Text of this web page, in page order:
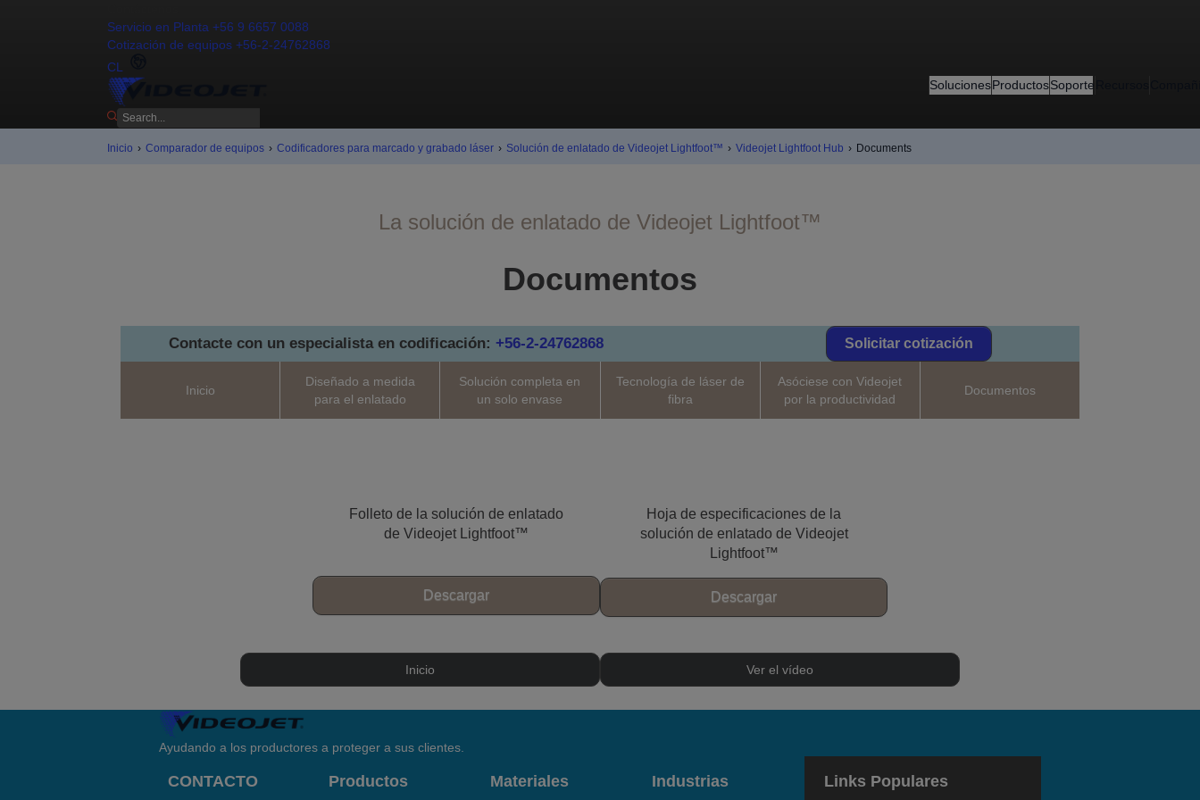
Servicio en Planta +56 9 6657 0088
Cotización de equipos +56-2-24762868
CL
SolucionesProductosSoporte
Inicio › Comparador de equipos › Codificadores para marcado y grabado láser › Solución de enlatado de Videojet Lightfoot™ › Videojet Lightfoot Hub › Documents
La solución de enlatado de Videojet Lightfoot™
Documentos
Contacte con un especialista en codificación: +56-2-24762868 Solicitar cotización
Inicio
Diseñado a medida
para el enlatado
Solución completa en
un solo envase
Tecnología de láser de
fibra
Asóciese con Videojet
por la productividad
Documentos
Folleto de la solución de enlatado
de Videojet Lightfoot™
Descargar
Hoja de especificaciones de la
solución de enlatado de Videojet
Lightfoot™
Descargar
Inicio Ver el vídeo
Ayudando a los productores a proteger a sus clientes.
CONTACTO
Productos Materiales Industrias Links Populares